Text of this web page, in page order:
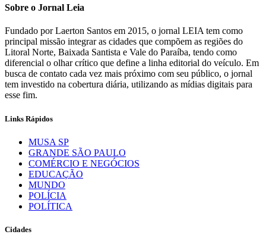
Sobre o Jornal Leia
Fundado por Laerton Santos em 2015, o jornal LEIA tem como
principal missão integrar as cidades que compõem as regiões do
Litoral Norte, Baixada Santista e Vale do Paraíba, tendo como
diferencial o olhar crítico que define a linha editorial do veículo. Em
busca de contato cada vez mais próximo com seu público, o jornal
tem investido na cobertura diária, utilizando as mídias digitais para
esse fim.
Links Rápidos
MUSA SP
GRANDE SÃO PAULO
COMÉRCIO E NEGÓCIOS
EDUCAÇÃO
MUNDO
POLÍCIA
POLÍTICA
Cidades